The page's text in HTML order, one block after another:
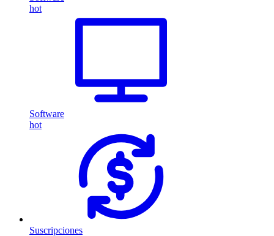
hot
Software
hot
Suscripciones